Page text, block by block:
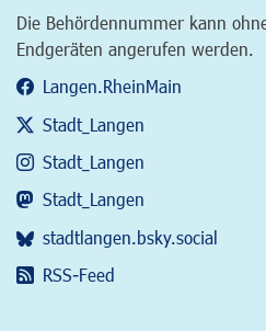
Die Behördennummer kann
Endgeräten angerufen werden.
Langen.RheinMain
Stadt_Langen
Stadt_Langen
Stadt_Langen
stadtlangen.bsky.social
RSS-Feed